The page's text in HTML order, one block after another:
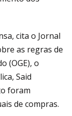
cita o Jornal
as regras de
(OGE), o
Said
foram
de compras.